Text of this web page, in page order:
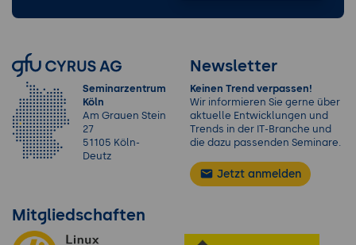
Seminarzentrum
Köln
Am Grauen Stein
27
51105 Köln-
Deutz
Newsletter
Keinen Trend verpassen!
Wir informieren Sie gerne über
aktuelle Entwicklungen und
Trends in der IT-Branche und
die dazu passenden Seminare.
Jetzt anmelden
Mitgliedschaften